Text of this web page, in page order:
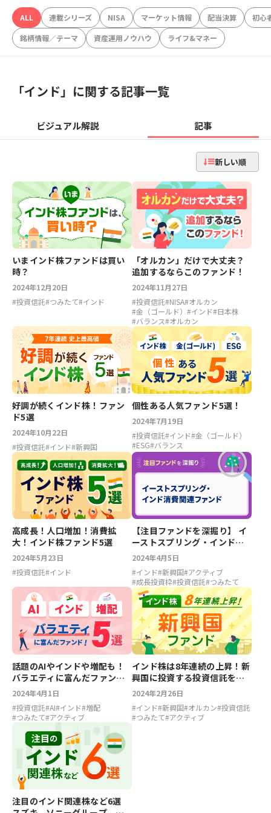
ALL 連載シリーズ NISA マーケット情報 配当決算
初心
銘柄情報／テーマ
資産運用ノウハウ ライフ&マネー
「インド」に関する記事一覧
ビジュアル解説 記事
新しい順
いまインド株ファンドは買い
時？
2024年12月20日
#投資信託#つみたて#インド
「オルカン」だけで大丈夫？
追加するならこのファンド！
2024年11月27日
#投資信託#NISA#オルカン
#金（ゴールド） #インド#日本株
#バランス#オルカン
好調が続くインド株！ファン
ド5選
2024年10月22日
#投資信託#インド#新興国
個性ある人気ファンド5選！
2024年7月19日
#投資信託#インド#金（ゴールド）
#ESG#バランス
高成長！人口増加！消費拡
大！インド株ファンド5選
2024年5月23日
#投資信託#インド
【注目ファンドを深掘り】 イ
ーストスプリング・インド消
費関連ファンド
2024年4月5日
#インド#新興国#アクティブ
#成長投資枠#投資信託#つみたて
話題のAIやインドや増配も！
バラエティに富んだファンド5
選
2024年4月1日
#投資信託#AI#インド#増配
#つみたて#アクティブ
インド株は8年連続の上昇！新
興国に投資する投資信託を紹
介
2024年2月26日
#インド#新興国#オルカン#投資信託
#つみたて#アクティブ
注目のインド関連株など6選